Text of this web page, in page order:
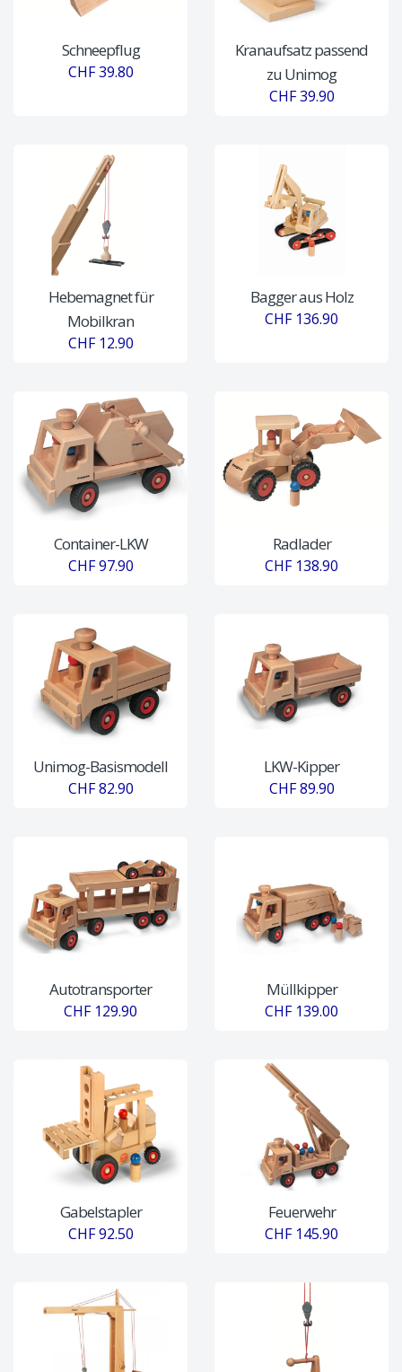
Schneepflug
CHF 39.80
Kranaufsatz passend
zu Unimog
CHF 39.90
Hebemagnet für
Mobilkran
CHF 12.90
Bagger aus Holz
CHF 136.90
Container-LKW
CHF 97.90
Radlader
CHF 138.90
Unimog-Basismodell
CHF 82.90
LKW-Kipper
CHF 89.90
Autotransporter
CHF 129.90
Müllkipper
CHF 139.00
Gabelstapler
CHF 92.50
Feuerwehr
CHF 145.90